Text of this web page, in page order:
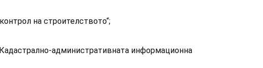
на строителството“;
административната информационна